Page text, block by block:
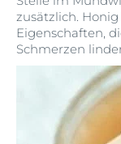
zusätzlich.
Eigenschaften,
Schmerzen